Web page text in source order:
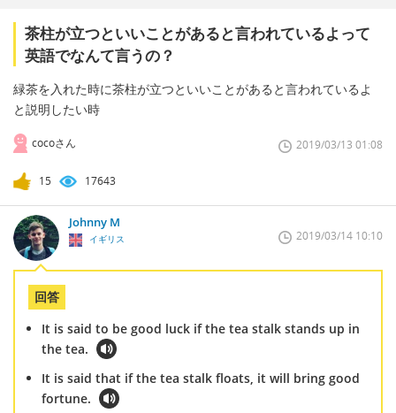
茶柱が立つといいことがあると言われているよって
英語でなんて言うの？
緑茶を入れた時に茶柱が立つといいことがあると言われているよ
と説明したい時
cocoさん 2019/03/13 01:08
15 17643
Johnny M
イギリス 2019/03/14 10:10
回答
It is said to be good luck if the tea stalk stands up in
the tea.
It is said that if the tea stalk floats, it will bring good
fortune.